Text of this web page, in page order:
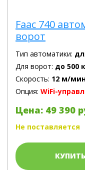
Faac 740
ворот
Тип автоматики:
Для ворот: до 500
Скорость: 12 м/
Опция: WiFi-
Цена: 49 390
Не поставляется
КУПИТЬ